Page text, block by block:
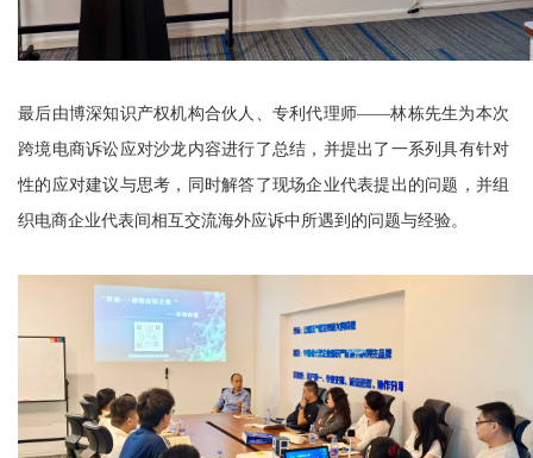
最后由博深知识产权机构合伙人、专利代理师——林栋先生为本次
跨境电商诉讼应对沙龙内容进行了总结，并提出了一系列具有针对
性的应对建议与思考，同时解答了现场企业代表提出的问题，并组
织电商企业代表间相互交流海外应诉中所遇到的问题与经验。